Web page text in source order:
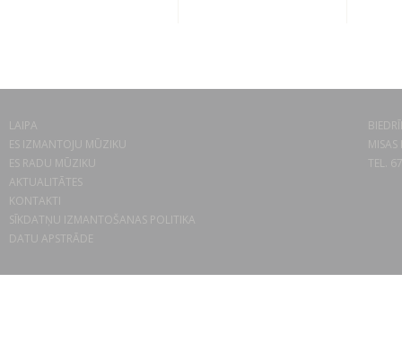
LAIPA
ES IZMANTOJU MŪZIKU
ES RADU MŪZIKU
AKTUALITĀTES
KONTAKTI
SĪKDATŅU IZMANTOŠANAS POLITIKA
DATU APSTRĀDE
TEL.